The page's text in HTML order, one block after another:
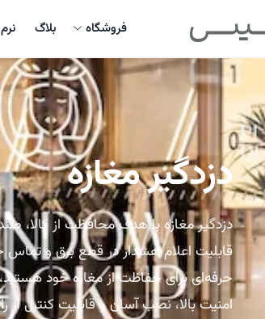
فروشگاه بلاگ
دزدگیر مغازه
دزدگیر مغازه با هدف محافظت از
قابلیت اعلام هشدار در قطع برق و تماس
حرفه‌ای برای حفاظت از مغازه خود
امنیت بالا، نصب آسان و قابلیت کنترل